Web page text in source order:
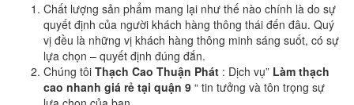
Chất lượng sản phẩm mang lại như thế nào chính là do sự
quyết định của người khách hàng thông thái đến đâu. Quý
vị đều là những vị khách hàng thông minh sáng suốt, có sự
lựa chọn – quyết định đúng đắn.
Chúng tôi Thạch Cao Thuận Phát : Dịch vụ” Làm thạch
cao nhanh giá rẻ tại quận 9 “ tin tưởng và tôn trọng sự